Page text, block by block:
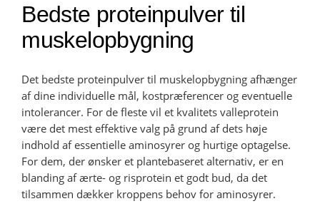
Bedste proteinpulver til
muskelopbygning
Det bedste proteinpulver til muskelopbygning afhænger
af dine individuelle mål, kostpræferencer og eventuelle
intolerancer. For de fleste vil et kvalitets valleprotein
være det mest effektive valg på grund af dets høje
indhold af essentielle aminosyrer og hurtige optagelse.
For dem, der ønsker et plantebaseret alternativ, er en
blanding af ærte- og risprotein et godt bud, da det
tilsammen dækker kroppens behov for aminosyrer.